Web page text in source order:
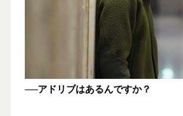
──アドリブはあるんですか？